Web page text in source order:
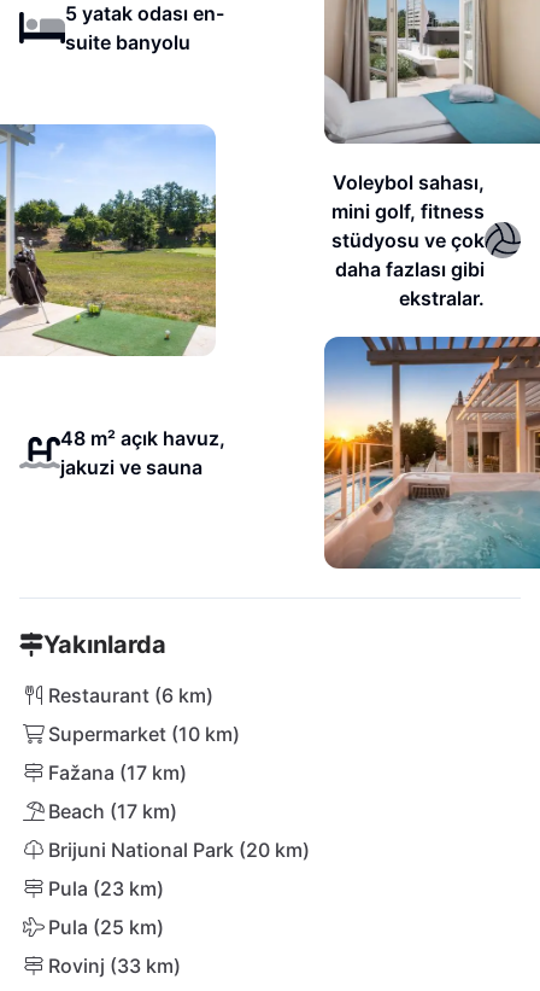
5 yatak odası en-
suite banyolu
Voleybol sahası,
mini golf, fitness
stüdyosu ve çok
daha fazlası gibi
ekstralar.
48 m² açık havuz,
jakuzi ve sauna
Yakınlarda
Restaurant (6 km)
Supermarket (10 km)
Fažana (17 km)
Beach (17 km)
Brijuni National Park (20 km)
Pula (23 km)
Pula (25 km)
Rovinj (33 km)